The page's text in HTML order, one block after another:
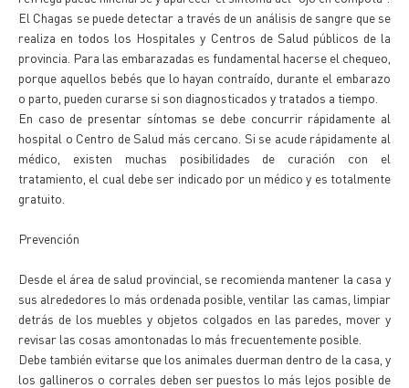
El Chagas se puede detectar a través de un análisis de sangre que se
realiza en todos los Hospitales y Centros de Salud públicos de la
provincia. Para las embarazadas es fundamental hacerse el chequeo,
porque aquellos bebés que lo hayan contraído, durante el embarazo
o parto, pueden curarse si son diagnosticados y tratados a tiempo.
En caso de presentar síntomas se debe concurrir rápidamente al
hospital o Centro de Salud más cercano. Si se acude rápidamente al
médico, existen muchas posibilidades de curación con el
tratamiento, el cual debe ser indicado por un médico y es totalmente
gratuito.
Prevención
Desde el área de salud provincial, se recomienda mantener la casa y
sus alrededores lo más ordenada posible, ventilar las camas, limpiar
detrás de los muebles y objetos colgados en las paredes, mover y
revisar las cosas amontonadas lo más frecuentemente posible.
Debe también evitarse que los animales duerman dentro de la casa, y
los gallineros o corrales deben ser puestos lo más lejos posible de